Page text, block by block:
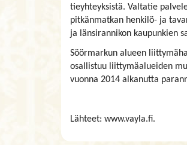
tieyhteyksistä. Valtatie
pitkänmatkan henkilö- ja
ja länsirannikon kaupunkien
​​​​​​​Söörmarkun alueen
osallistuu liittymäalueiden
vuonna 2014 alkanutta
Lähteet: www.vayla.fi.